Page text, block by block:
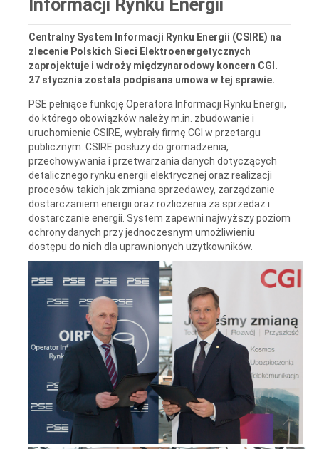
Informacji Rynku Energii
Centralny System Informacji Rynku Energii (CSIRE) na
zlecenie Polskich Sieci Elektroenergetycznych
zaprojektuje i wdroży międzynarodowy koncern CGI.
27 stycznia została podpisana umowa w tej sprawie.
PSE pełniące funkcję Operatora Informacji Rynku Energii,
do którego obowiązków należy m.in. zbudowanie i
uruchomienie CSIRE, wybrały firmę CGI w przetargu
publicznym. CSIRE posłuży do gromadzenia,
przechowywania i przetwarzania danych dotyczących
detalicznego rynku energii elektrycznej oraz realizacji
procesów takich jak zmiana sprzedawcy, zarządzanie
dostarczaniem energii oraz rozliczenia za sprzedaż i
dostarczanie energii. System zapewni najwyższy poziom
ochrony danych przy jednoczesnym umożliwieniu
dostępu do nich dla uprawnionych użytkowników.